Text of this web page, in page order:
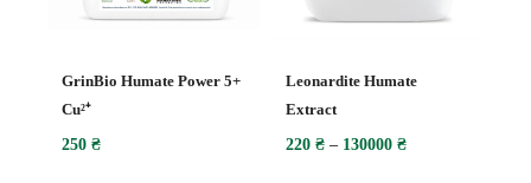
GrinBio Humate Power 5+
Cu²⁺
250 ₴
Leonardite Humate
Extract
220 ₴ – 130000 ₴